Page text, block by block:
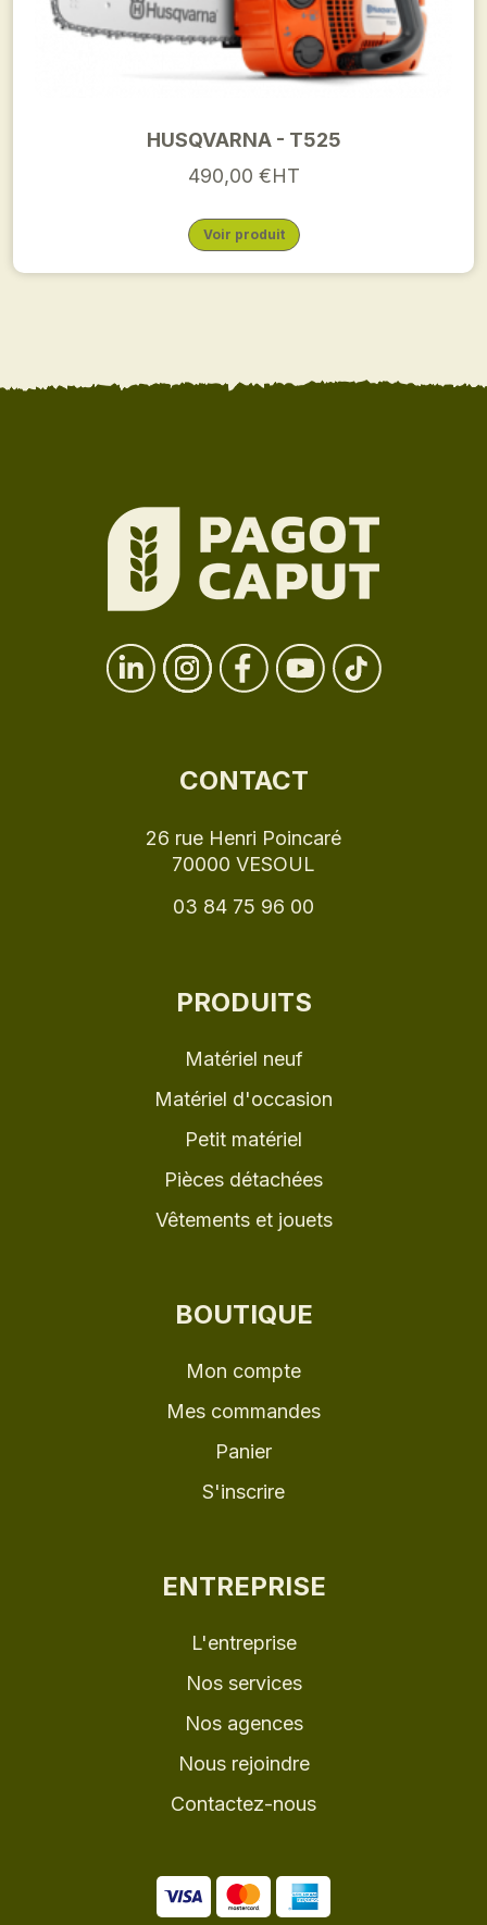
HUSQVARNA - T525
490,00 €HT
Voir produit
CONTACT
26 rue Henri Poincaré
70000 VESOUL
03 84 75 96 00
PRODUITS
Matériel neuf
Matériel d'occasion
Petit matériel
Pièces détachées
Vêtements et jouets
BOUTIQUE
Mon compte
Mes commandes
Panier
S'inscrire
ENTREPRISE
L'entreprise
Nos services
Nos agences
Nous rejoindre
Contactez-nous